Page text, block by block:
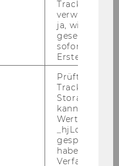
in quan­ti­ta­ti­ve me­
to apply
sub­mit­ted on­line
fol­lo­wing web ad­
2010, 6.
von Stellen für
Tracking
verwenden
ja, wird ein
gesetzt. Wird
sofort nach
Erstellung
Prüft, ob der
Tracking
Storage
kann. Wenn
Wert 1
haben keine
Verfallszeit,